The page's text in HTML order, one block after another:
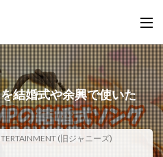
結婚式や余興で使いた
(旧ジャニーズ)